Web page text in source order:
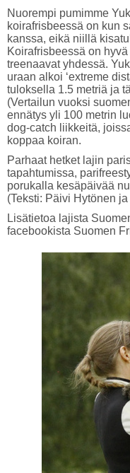
Nuorempi pumimme
koirafrisbeessä on kun
kanssa, eikä niillä
Koirafrisbeessä on
treenaavat yhdessä.
uraan alkoi ‘extreme
tuloksella 1.5 metriä ja
(Vertailun vuoksi
ennätys yli 100 metrin
dog-catch liikkeitä,
koppaa koiran.
Parhaat hetket lajin
tapahtumissa,
porukalla kesäpäivää
(Teksti: Päivi Hytönen
Lisätietoa lajista
facebookista Suomen